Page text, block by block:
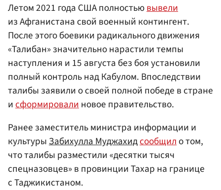
Летом 2021 года США полностьювывели
из Афганистана свой военный контингент.
После этого боевики радикального движения
«Талибан» значительно нарастили темпы
наступления и 15 августа без боя установили
полный контроль над Кабулом. Впоследствии
талибы заявили о своей полной победе в стране
и сформировали новое правительство.
Ранее заместитель министра информации и
культурыЗабихулла Муджахидсообщило том,
что талибы разместили «десятки тысяч
спецназовцев» в провинции Тахар на границе
с Таджикистаном.